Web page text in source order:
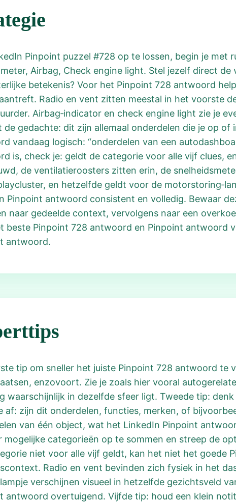
Pinpoint puzzel #728 op te lossen, begin je met
Airbag, Check engine light. Stel jezelf direct
betekenis? Voor het Pinpoint 728 antwoord
Radio en vent zitten meestal in het voorste
Airbag‑indicator en check engine light zie je
de gedachte: dit zijn allemaal onderdelen die je op
vandaag logisch: “onderdelen van een
is, check je: geldt de categorie voor alle vijf clues,
de ventilatieroosters zitten erin, de
en hetzelfde geldt voor de
Pinpoint antwoord consistent en volledig. Bewaar
naar gedeelde context, vervolgens naar een
beste Pinpoint 728 antwoord en Pinpoint antwoord
antwoord.
tip om sneller het juiste Pinpoint 728 antwoord te
enzovoort. Zie je zoals hier vooral
waarschijnlijk in dezelfde sfeer ligt. Tweede tip:
af: zijn dit onderdelen, functies, merken, of
van één object, wat het LinkedIn Pinpoint
mogelijke categorieën op te sommen en streep de
niet voor alle vijf geldt, kan het niet het goede
Radio en vent bevinden zich fysiek in het
verschijnen visueel in hetzelfde gezichtsveld
antwoord overtuigend. Vijfde tip: houd een klein